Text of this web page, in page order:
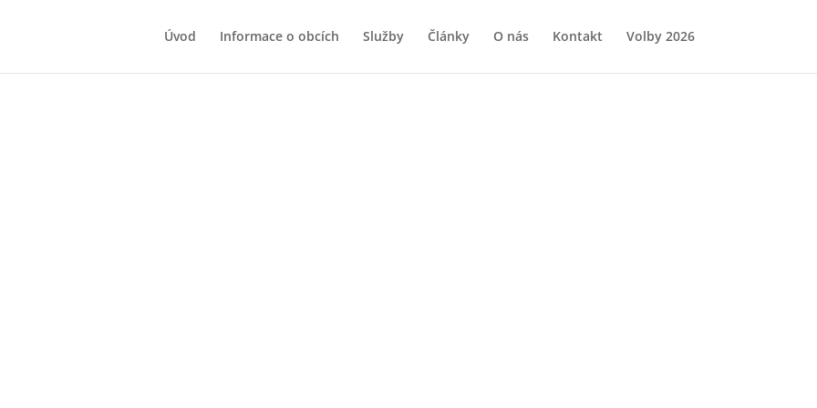
Úvod Informace o obcích Služby Články O nás Kontakt Volby 2026